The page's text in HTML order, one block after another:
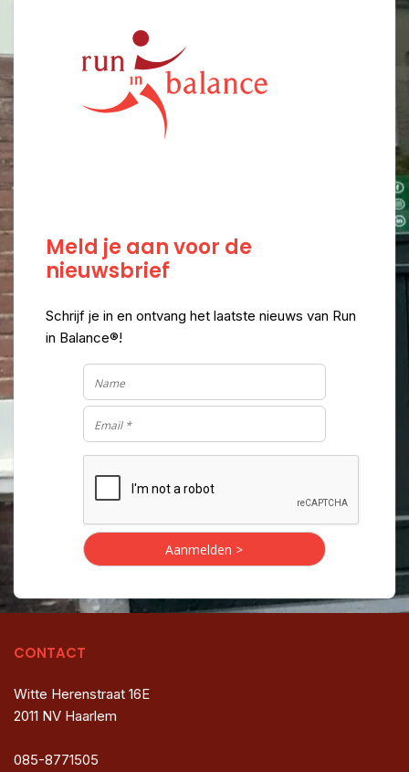
Meld je aan voor de
nieuwsbrief
Schrijf je in en ontvang het laatste nieuws van Run
in Balance®!
CONTACT
Witte Herenstraat 16E
2011 NV Haarlem
085-8771505